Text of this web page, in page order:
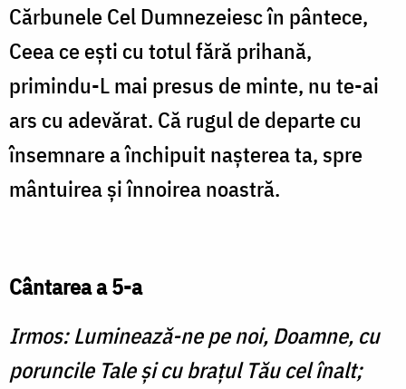
Cărbunele Cel Dumnezeiesc în pântece,
Ceea ce eşti cu totul fără prihană,
primindu-L mai presus de minte, nu te-ai
ars cu adevărat. Că rugul de departe cu
însemnare a închipuit naşterea ta, spre
mântuirea şi înnoirea noastră.
Cântarea a 5-a
Irmos: Luminează-ne pe noi, Doamne, cu
po­run­cile Tale și cu brațul Tău cel înalt;